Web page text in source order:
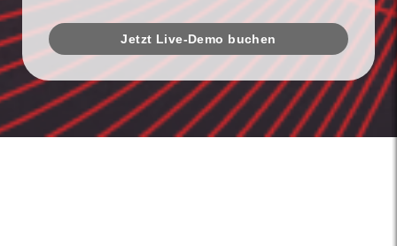
Jetzt Live-Demo buchen